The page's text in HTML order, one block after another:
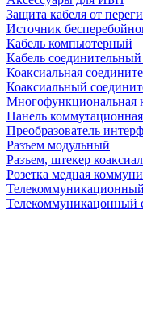
Защита кабеля от
Источник
Кабель компьютерный
Кабель
Коаксиальная
Коаксиальный
Многофункциональная
Панель
Преобразователь
Разъем модульный
Разъем, штекер
Розетка медная
Телекоммуникацонный